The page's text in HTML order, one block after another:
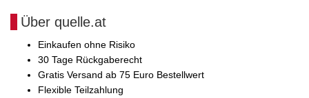
Über quelle.at
Einkaufen ohne Risiko
30 Tage Rückgaberecht
Gratis Versand ab 75 Euro Bestellwert
Flexible Teilzahlung